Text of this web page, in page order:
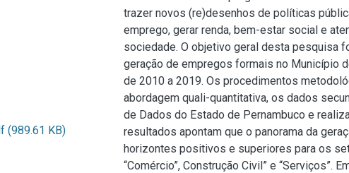
(989.61 KB)
trazer novos (re)desenhos de políticas
emprego, gerar renda, bem-estar social e
sociedade. O objetivo geral desta pesquisa
geração de empregos formais no Município
de 2010 a 2019. Os procedimentos
abordagem quali-quantitativa, os dados
de Dados do Estado de Pernambuco e
resultados apontam que o panorama da
horizontes positivos e superiores para os
“Comércio”, Construção Civil” e “Serviços”.